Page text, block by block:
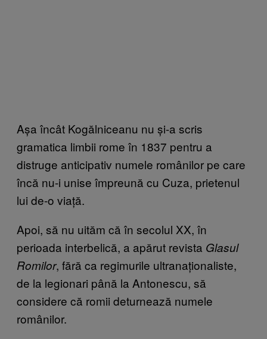
Așa încât Kogălniceanu nu și-a scris
gramatica limbii rome în 1837 pentru a
distruge anticipativ numele românilor pe care
încă nu-i unise împreună cu Cuza, prietenul
lui de-o viață.
Apoi, să nu uităm că în secolul XX, în
perioada interbelică, a apărut revista Glasul
Romilor, fără ca regimurile ultranaționaliste,
de la legionari până la Antonescu, să
considere că romii deturnează numele
românilor.